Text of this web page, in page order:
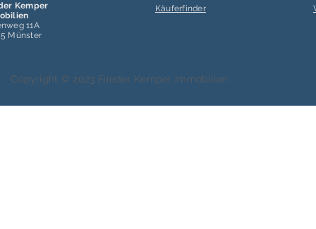
Kemper
11A
Münster
Käuferfinder
Copyright © 2023 Frieder Kemper Immobilien